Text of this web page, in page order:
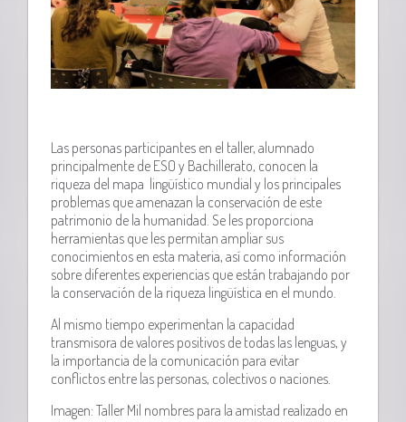
Las personas participantes en el taller, alumnado
principalmente de ESO y Bachillerato, conocen la
riqueza del mapa lingüístico mundial y los principales
problemas que amenazan la conservación de este
patrimonio de la humanidad. Se les proporciona
herramientas que les permitan ampliar sus
conocimientos en esta materia, así como información
sobre diferentes experiencias que están trabajando por
la conservación de la riqueza lingüística en el mundo.
Al mismo tiempo experimentan la capacidad
transmisora de valores positivos de todas las lenguas, y
la importancia de la comunicación para evitar
conflictos entre las personas, colectivos o naciones.
Imagen: Taller Mil nombres para la amistad realizado en